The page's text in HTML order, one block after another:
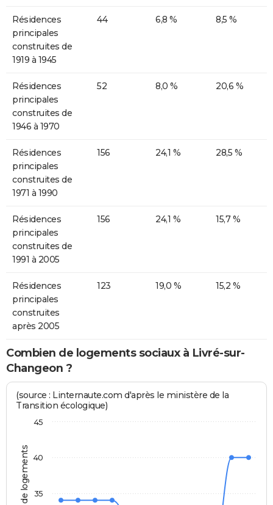
Résidences
principales
construites de
1919 à 1945
44 6,8 % 8,5 %
Résidences
principales
construites de
1946 à 1970
52 8,0 % 20,6 %
Résidences
principales
construites de
1971 à 1990
156 24,1 % 28,5 %
Résidences
principales
construites de
1991 à 2005
156 24,1 % 15,7 %
Résidences
principales
construites
après 2005
123 19,0 % 15,2 %
Combien de logements sociaux à Livré-sur-
Changeon ?
(source : Linternaute.com d'après le ministère de la
Transition écologique)
35
40
45